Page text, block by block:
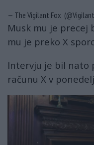
— The Vigilant Fox
Musk mu je precej
mu je preko X
Intervju je bil nato
računu X v